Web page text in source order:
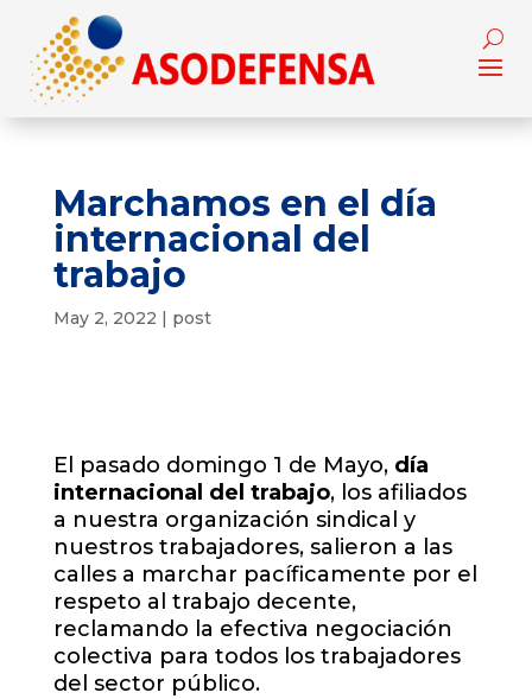
Marchamos en el día
internacional del
trabajo
May 2, 2022 | post
El pasado domingo 1 de Mayo, día
internacional del trabajo, los afiliados
a nuestra organización sindical y
nuestros trabajadores, salieron a las
calles a marchar pacíficamente por el
respeto al trabajo decente,
reclamando la efectiva negociación
colectiva para todos los trabajadores
del sector público.